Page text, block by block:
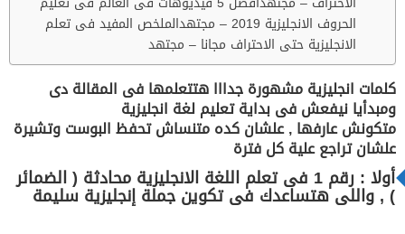
الحروف الانجليزية 2019 – مجتهدالملخص المفيد فى تعلم
الانجليزية حتى الاحتراف مجانا – مجتهد
كلمات انجليزية مشهورة جدااا هتتعلمها فى المقالة دى
ومبدأيا نيفعش فى بداية تعليم لغة انجليزية
متكونش عارفها , علشان كده متنساش تحفظ البوست وتشيرة
علشان تراجع علية كل فترة
أولا : رقم 1 فى تعلم اللغة الانجليزية محادثة ( الضمائر
) , واللى هتساعدك فى تكوين جملة إنجليزية سليمة